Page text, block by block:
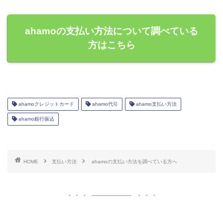
ahamoの支払い方法について調べている
方はこちら
ahamoクレジットカード ahamo代引 ahamo支払い方法
ahamo銀行振込
HOME 支払い方法 ahamoの支払い方法を調べている方へ